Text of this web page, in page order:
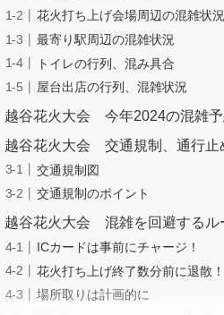
花火打ち上げ会場周辺の混雑状況
最寄り駅周辺の混雑状況
トイレの行列、混み具合
屋台出店の行列、混雑状況
越谷花火大会 今年2024の混雑
越谷花火大会 交通規制、通行止
交通規制図
交通規制のポイント
越谷花火大会 混雑を回避するル
ICカードは事前にチャージ！
花火打ち上げ終了数分前に退散！
場所取りは計画的に